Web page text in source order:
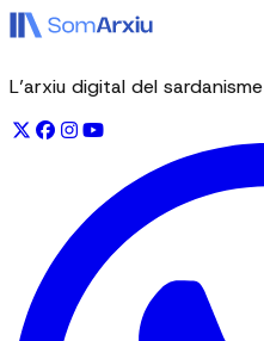
L’arxiu digital del sardanisme